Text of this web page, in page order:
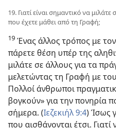
19. Γιατί είναι σημαντικό να
που έχετε μάθει από τη Γραφή;
19 Ένας άλλος τρόπος με
πάρετε θέση υπέρ της
μιλάτε σε άλλους για τα
μελετώντας τη Γραφή με
Πολλοί άνθρωποι
βογκούν» για την πονηρία
σήμερα. (Ιεζεκιήλ 9:4) Ίσως
που αισθάνονται έτσι.